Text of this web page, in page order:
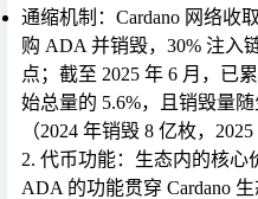
通缩机制 ：Cardano 网络收
购 ADA 并销毁，30% 注入
点；截至 2025 年 6 月，已
始总量的 5.6%，且销毁量
（2024 年销毁 8 亿枚，
2. 代币功能：生态内的核心
ADA 的功能贯穿 Cardano